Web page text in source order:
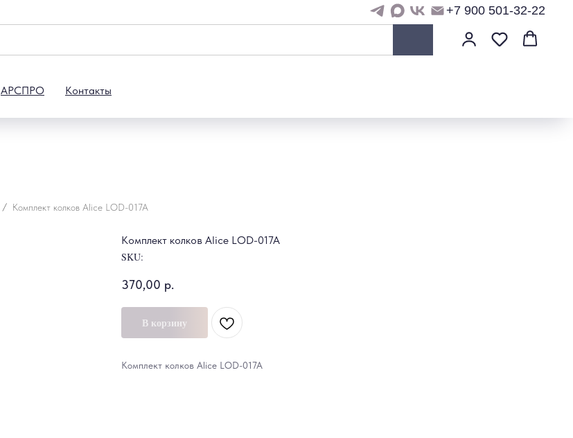
АРСПРО Контакты
+7 900 501-32-22
Комплект колков Alice LOD-017A
Комплект колков Alice LOD-017A
SKU:
370,00 р.
В корзину
Комплект колков Alice LOD-017A